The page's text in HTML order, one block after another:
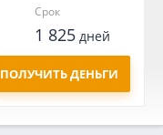
Срок
1 825дней
ПОЛУЧИТЬ ДЕНЬГИ